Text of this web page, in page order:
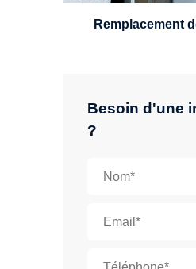
Besoin d'une
?
Remplacement